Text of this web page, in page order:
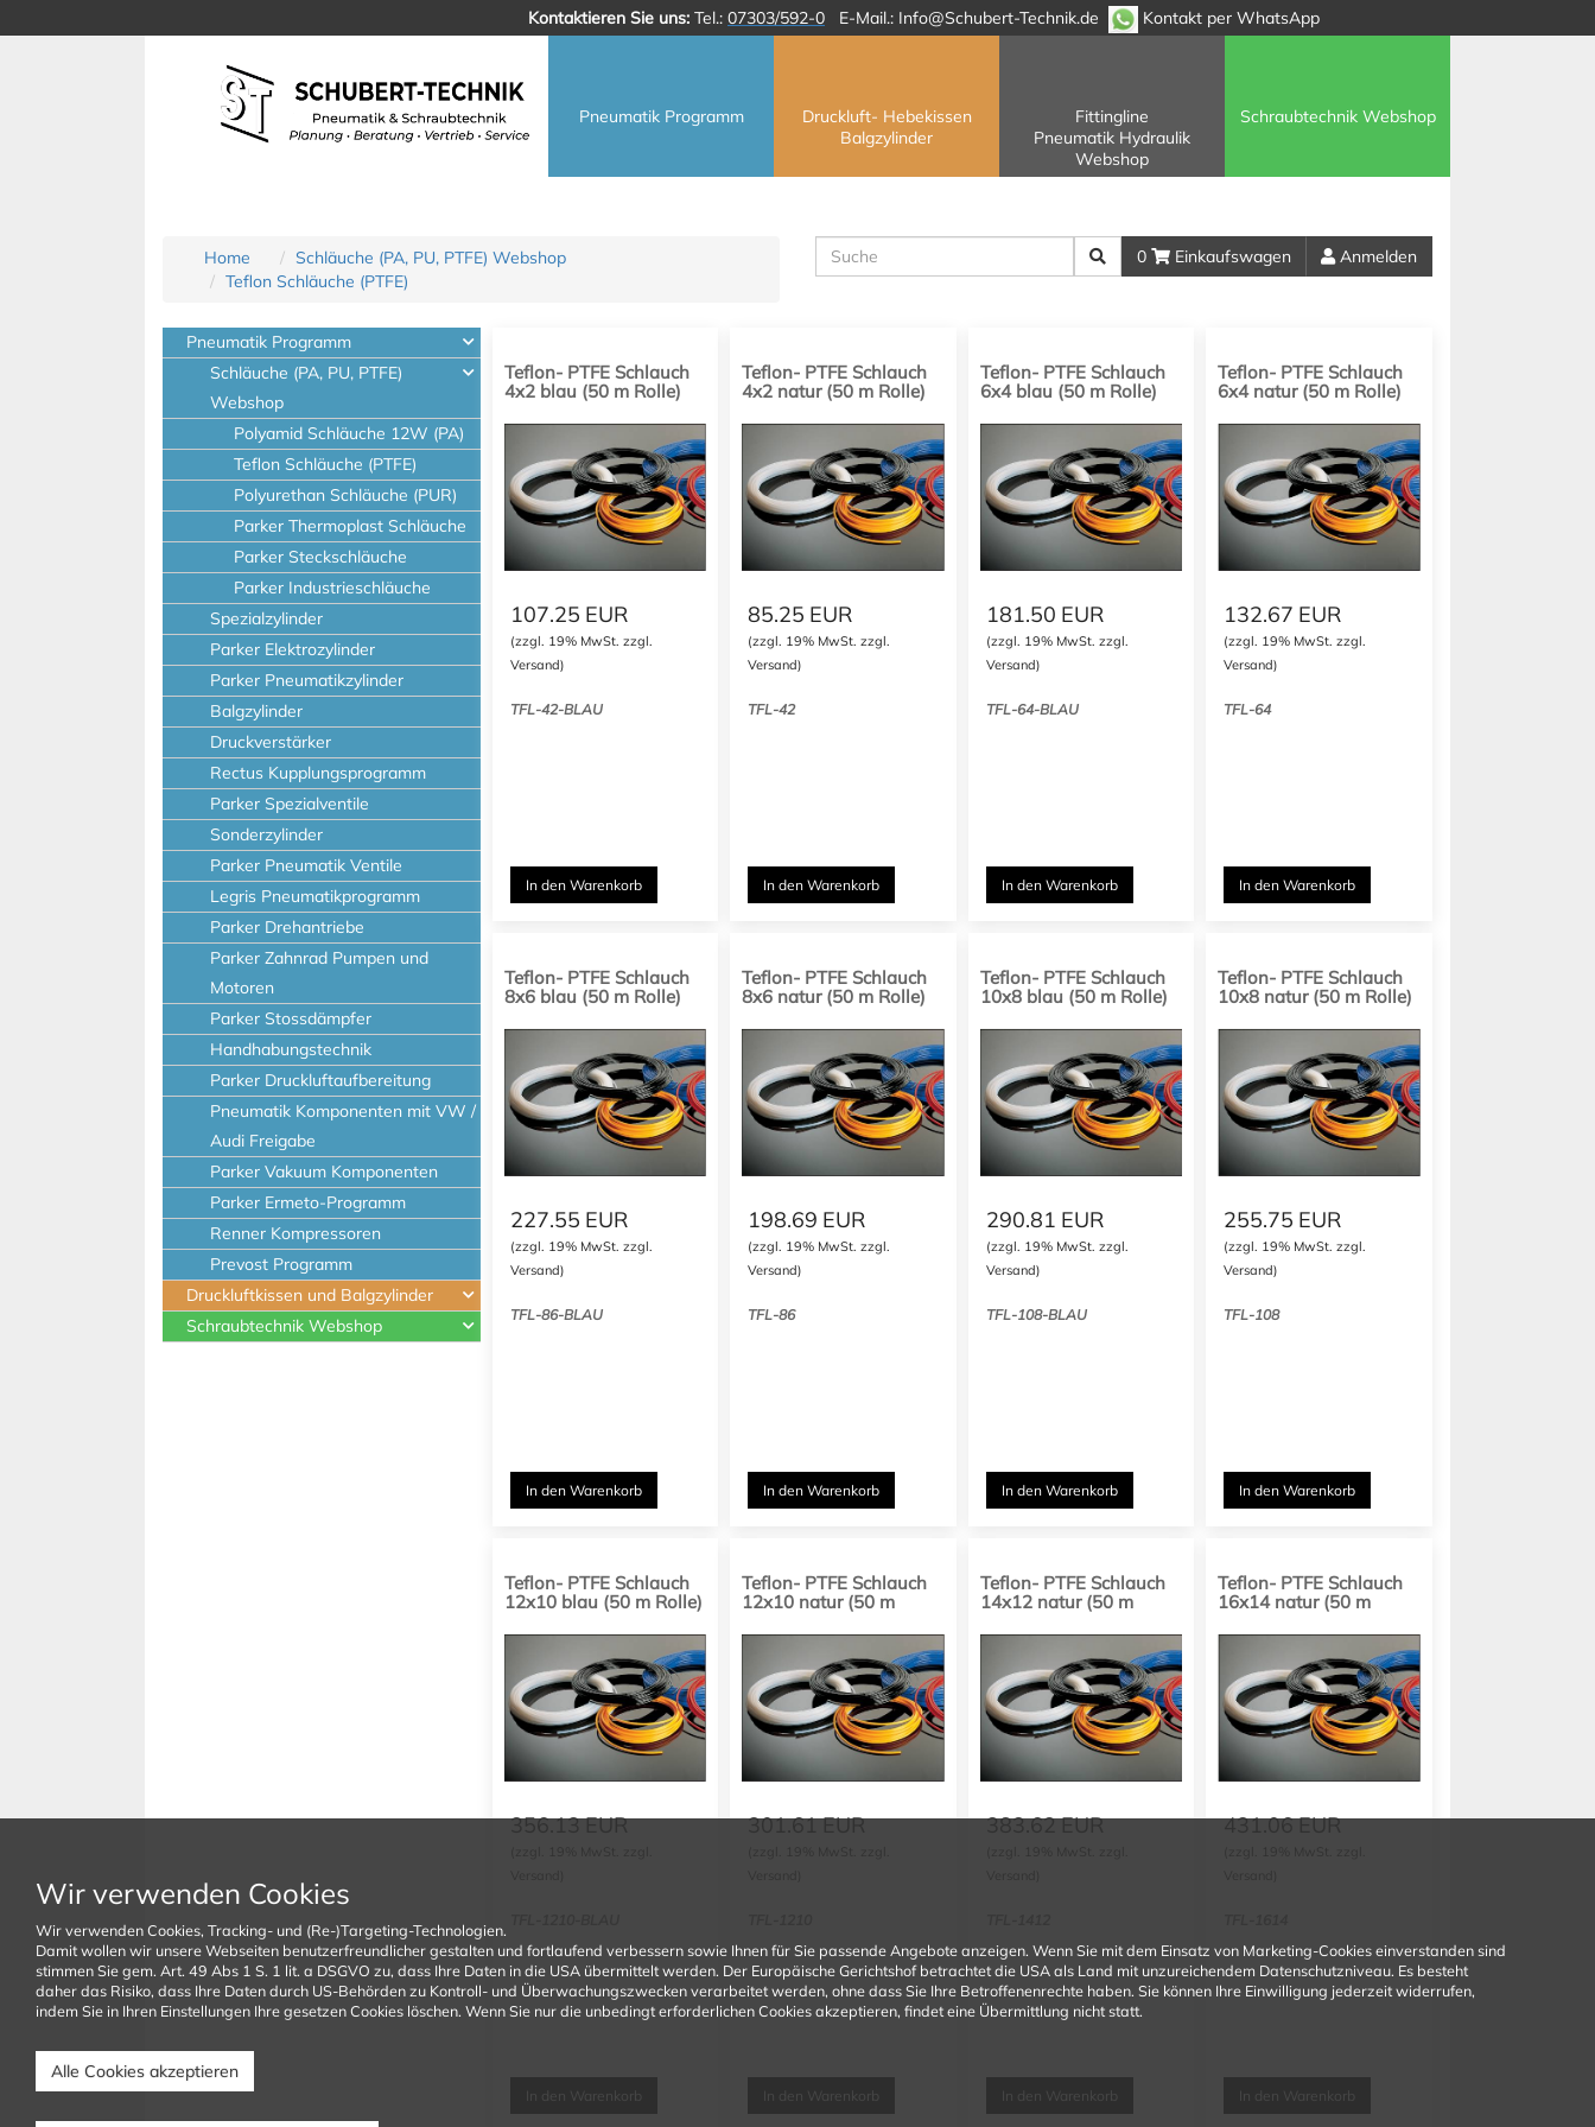
Wir verwenden Cookies
Wir verwenden Cookies, Tracking- und (Re-)Targeting-Technologien.
Damit wollen wir unsere Webseiten benutzerfreundlicher gestalten und fortlaufend verbessern sowie Ihnen für Sie passende Angebote anzeigen. Wenn Sie mit dem Einsatz von Marketing-Cookies einverstanden sind
stimmen Sie gem. Art. 49 Abs 1 S. 1 lit. a DSGVO zu, dass Ihre Daten in die USA übermittelt werden. Der Europäische Gerichtshof betrachtet die USA als Land mit unzureichendem Datenschutzniveau. Es besteht
daher das Risiko, dass Ihre Daten durch US-Behörden zu Kontroll- und Überwachungszwecken verarbeitet werden, ohne dass Sie Ihre Betroffenenrechte haben. Sie können Ihre Einwilligung jederzeit widerrufen,
indem Sie in Ihren Einstellungen Ihre gesetzen Cookies löschen. Wenn Sie nur die unbedingt erforderlichen Cookies akzeptieren, findet eine Übermittlung nicht statt.
Alle Cookies akzeptieren
Kontaktieren Sie uns: Tel.: 07303/592-0 E-Mail.: Info@Schubert-Technik.de Kontakt per WhatsApp
Pneumatik Programm
Druckluft- Hebekissen
Balgzylinder
Fittingline
Pneumatik Hydraulik
Webshop
Schraubtechnik Webshop
Home
Schläuche (PA, PU, PTFE) Webshop
Teflon Schläuche (PTFE)
0 Einkaufswagen Anmelden
Pneumatik Programm
Schläuche (PA, PU, PTFE)
Webshop
Polyamid Schläuche 12W (PA)
Teflon Schläuche (PTFE)
Polyurethan Schläuche (PUR)
Parker Thermoplast Schläuche
Parker Steckschläuche
Parker Industrieschläuche
Spezialzylinder
Parker Elektrozylinder
Parker Pneumatikzylinder
Balgzylinder
Druckverstärker
Rectus Kupplungsprogramm
Parker Spezialventile
Sonderzylinder
Parker Pneumatik Ventile
Legris Pneumatikprogramm
Parker Drehantriebe
Parker Zahnrad Pumpen und
Motoren
Parker Stossdämpfer
Handhabungstechnik
Parker Druckluftaufbereitung
Pneumatik Komponenten mit VW /
Audi Freigabe
Parker Vakuum Komponenten
Parker Ermeto-Programm
Renner Kompressoren
Prevost Programm
Druckluftkissen und Balgzylinder
Schraubtechnik Webshop
Teflon- PTFE Schlauch
4x2 blau (50 m Rolle)
107.25 EUR
(zzgl. 19% MwSt. zzgl.
Versand)
TFL-42-BLAU
In den Warenkorb
Teflon- PTFE Schlauch
4x2 natur (50 m Rolle)
85.25 EUR
(zzgl. 19% MwSt. zzgl.
Versand)
TFL-42
In den Warenkorb
Teflon- PTFE Schlauch
6x4 blau (50 m Rolle)
181.50 EUR
(zzgl. 19% MwSt. zzgl.
Versand)
TFL-64-BLAU
In den Warenkorb
Teflon- PTFE Schlauch
6x4 natur (50 m Rolle)
132.67 EUR
(zzgl. 19% MwSt. zzgl.
Versand)
TFL-64
In den Warenkorb
Teflon- PTFE Schlauch
8x6 blau (50 m Rolle)
227.55 EUR
(zzgl. 19% MwSt. zzgl.
Versand)
TFL-86-BLAU
In den Warenkorb
Teflon- PTFE Schlauch
8x6 natur (50 m Rolle)
198.69 EUR
(zzgl. 19% MwSt. zzgl.
Versand)
TFL-86
In den Warenkorb
Teflon- PTFE Schlauch
10x8 blau (50 m Rolle)
290.81 EUR
(zzgl. 19% MwSt. zzgl.
Versand)
TFL-108-BLAU
In den Warenkorb
Teflon- PTFE Schlauch
10x8 natur (50 m Rolle)
255.75 EUR
(zzgl. 19% MwSt. zzgl.
Versand)
TFL-108
In den Warenkorb
Teflon- PTFE Schlauch
12x10 blau (50 m Rolle)
356.13EUR
In den Warenkorb
Teflon- PTFE Schlauch
12x10 natur (50 m
301.61EUR
In den Warenkorb
Teflon- PTFE Schlauch
14x12 natur (50 m
383.62EUR
In den Warenkorb
Teflon- PTFE Schlauch
16x14 natur (50 m
431.06EUR
In den Warenkorb